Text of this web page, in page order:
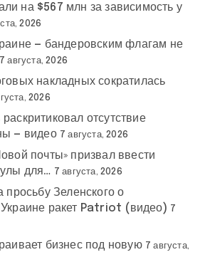
на $567 млн за зависимость у
2026
— бандеровским флагам не
7 августа, 2026
накладных сократилась
2026
отсутствие
— видео 7 августа, 2026
почты» призвал ввести
для… 7 августа, 2026
просьбу Зеленского о
ракет Patriot (видео) 7
бизнес под новую 7 августа,